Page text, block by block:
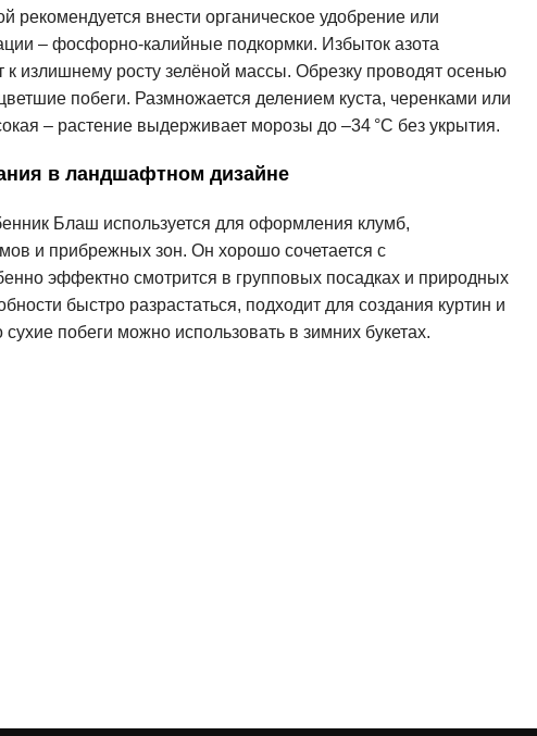
рекомендуется внести органическое удобрение или
– фосфорно-калийные подкормки. Избыток азота
к излишнему росту зелёной массы. Обрезку проводят осенью
побеги. Размножается делением куста, черенками или
– растение выдерживает морозы до –34 °C без укрытия.
в ландшафтном дизайне
Блаш используется для оформления клумб,
и прибрежных зон. Он хорошо сочетается с
эффектно смотрится в групповых посадках и природных
быстро разрастаться, подходит для создания куртин и
побеги можно использовать в зимних букетах.